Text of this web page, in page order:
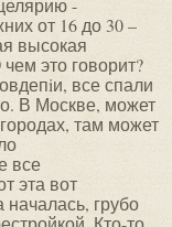
-
от 16 до 30 –
высокая
это говорит?
все спали
В Москве, может
там может
все
эта вот
грубо